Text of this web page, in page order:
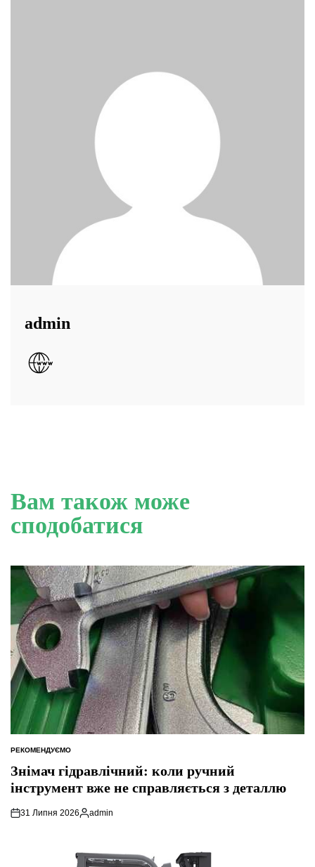
admin
Вам також може
сподобатися
ОПУБЛІКУВАТИ
РЕКОМЕНДУЄМО
Знімач гідравлічний: коли ручний
інструмент вже не справляється з деталлю
31 Липня 2026
Опубліковано
admin